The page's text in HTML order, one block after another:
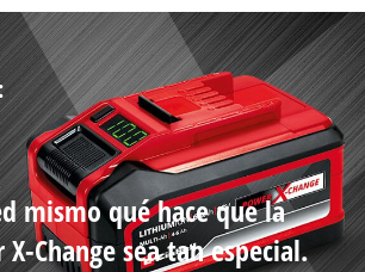
mismo qué hace que la
Change sea tan especial.